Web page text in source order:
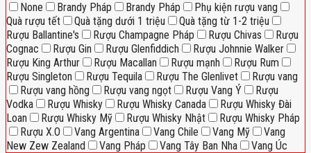
None Brandy Pháp Brandy Pháp
Phụ kiện rượu vang
Quà rượu tết
Quà tặng dưới 1 triệu
Quà tặng từ 1-2 triệu
Rượu Ballantine's
Rượu Champagne Pháp Rượu Chivas
Rượu
Cognac
Rượu Gin Rượu Glenfiddich
Rượu Johnnie Walker
Rượu King Arthur
Rượu Macallan Rượu mạnh
Rượu Rum
Rượu Singleton
Rượu Tequila Rượu The Glenlivet
Rượu vang
Rượu vang hồng
Rượu vang ngọt Rượu Vang Ý
Rượu
Vodka
Rượu Whisky Rượu Whisky Canada
Rượu Whisky Đài
Loan
Rượu Whisky Mỹ Rượu Whisky Nhật
Rượu Whisky Pháp
Rượu X.O
Vang Argentina Vang Chile Vang Mỹ
Vang
New Zew Zealand
Vang Pháp Vang Tây Ban Nha Vang Úc